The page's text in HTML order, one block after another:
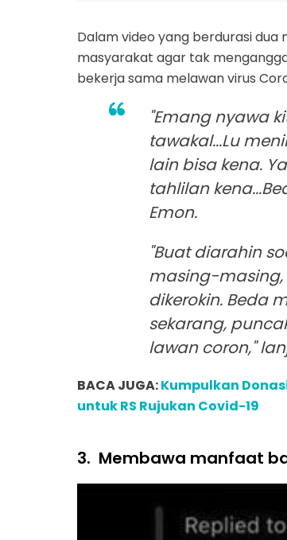
Dalam video yang berdurasi
masyarakat agar tak
bekerja sama melawan virus
"Emang nyawa
tawakal...Lu
lain bisa kena.
tahlilan
Emon.
"Buat diarahin
masing-masing,
dikerokin. Beda
sekarang,
lawan coron,"
BACA JUGA:Kumpulkan
untuk RS Rujukan Covid-19
3. Membawa manfaat